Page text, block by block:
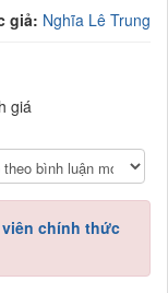
giả: Nghĩa Lê Trung
giá
chính thức